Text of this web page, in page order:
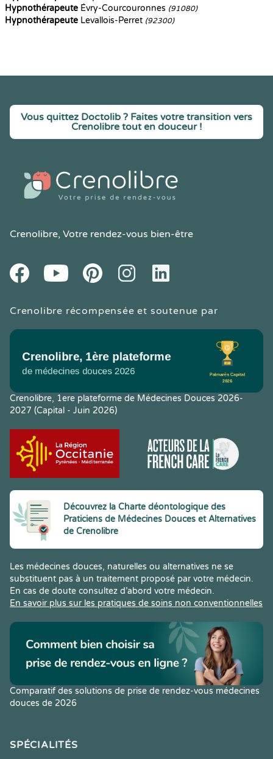
Hypnothérapeute Évry-Courcouronnes (91080)
Hypnothérapeute Levallois-Perret (92300)
Vous quittez Doctolib ? Faites votre transition vers
Crenolibre tout en douceur !
Crenolibre, Votre rendez-vous bien-être
FacebookYoutube PinteresetInstagramLinkedIn
Crenolibre récompensée et soutenue par
Crenolibre, 1ere plateforme de Médecines Douces 2026-
2027 (Capital - Juin 2026)
Découvrez la Charte déontologique des
Praticiens de Médecines Douces et Alternatives
de Crenolibre
Les médecines douces, naturelles ou alternatives ne se
substituent pas à un traitement proposé par votre médecin.
En cas de doute consultez d’abord votre médecin.
En savoir plus sur les pratiques de soins non conventionnelles
Comparatif des solutions de prise de rendez-vous médecines
douces de 2026
SPÉCIALITÉS